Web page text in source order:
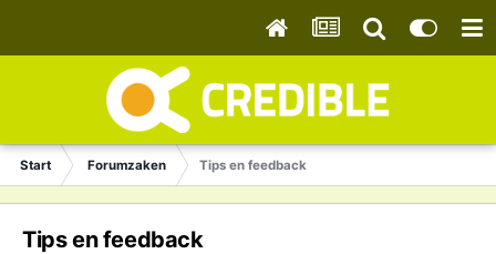
Start Forumzaken Tips en feedback
Tips en feedback